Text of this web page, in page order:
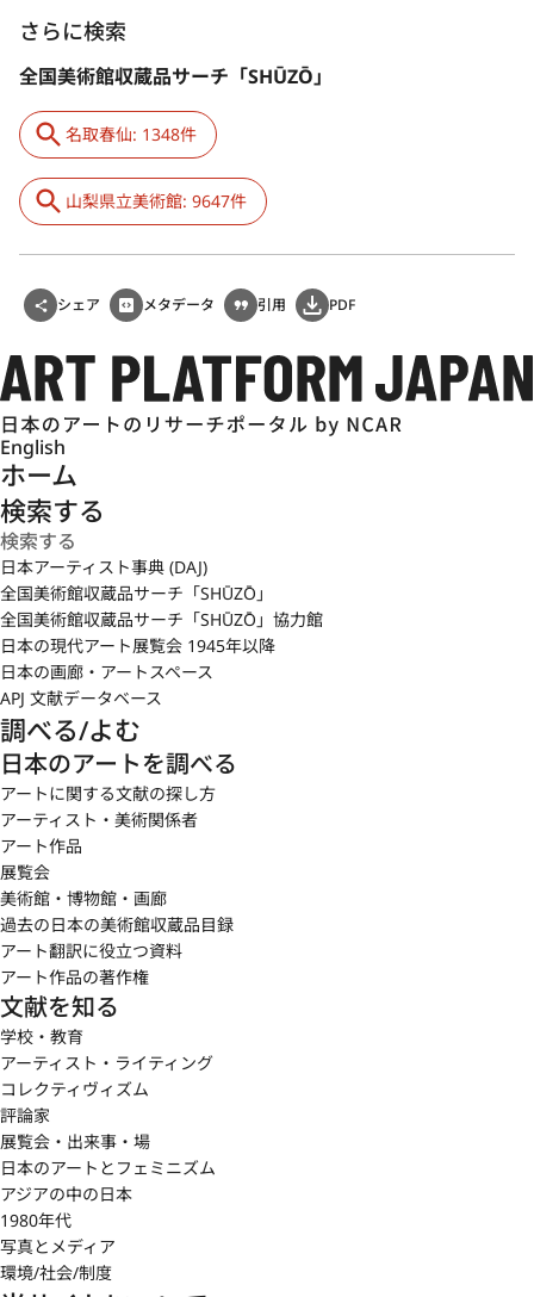
さらに検索
全国美術館収蔵品サーチ「SHŪZŌ」
名取春仙: 1348件
山梨県立美術館: 9647件
シェア メタデータ 引用 PDF
English
ホーム
検索する
日本アーティスト事典 (DAJ)
全国美術館収蔵品サーチ「SHŪZŌ」
全国美術館収蔵品サーチ「SHŪZŌ」協力館
日本の現代アート展覧会 1945年以降
日本の画廊・アートスペース
APJ 文献データベース
調べる/よむ
日本のアートを調べる
アートに関する文献の探し方
アーティスト・美術関係者
アート作品
展覧会
美術館・博物館・画廊
過去の日本の美術館収蔵品目録
アート翻訳に役立つ資料
アート作品の著作権
文献を知る
学校・教育
アーティスト・ライティング
コレクティヴィズム
評論家
展覧会・出来事・場
日本のアートとフェミニズム
アジアの中の日本
1980年代
写真とメディア
環境/社会/制度